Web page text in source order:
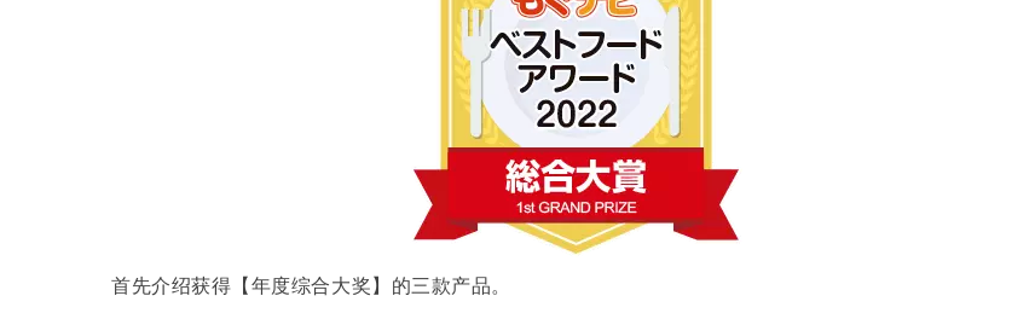
首先介绍获得【年度综合大奖】的三款产品。